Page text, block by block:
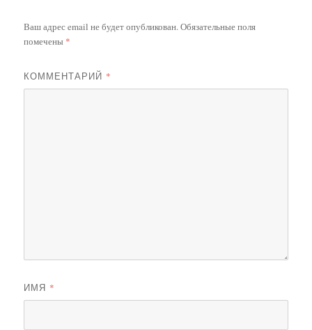
Ваш адрес email не будет опубликован.Обязательные поля
помечены *
КОММЕНТАРИЙ *
ИМЯ *